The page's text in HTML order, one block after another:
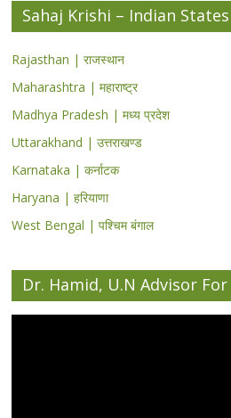
Sahaj Krishi – Indian States
Rajasthan | राजस्थान
Maharashtra | महाराष्ट्र
Madhya Pradesh | मध्य प्रदेश
Uttarakhand | उत्तराखण्ड
Karnataka | कर्नाटक
Haryana | हरियाणा
West Bengal | पश्चिम बंगाल
Dr. Hamid, U.N Advisor